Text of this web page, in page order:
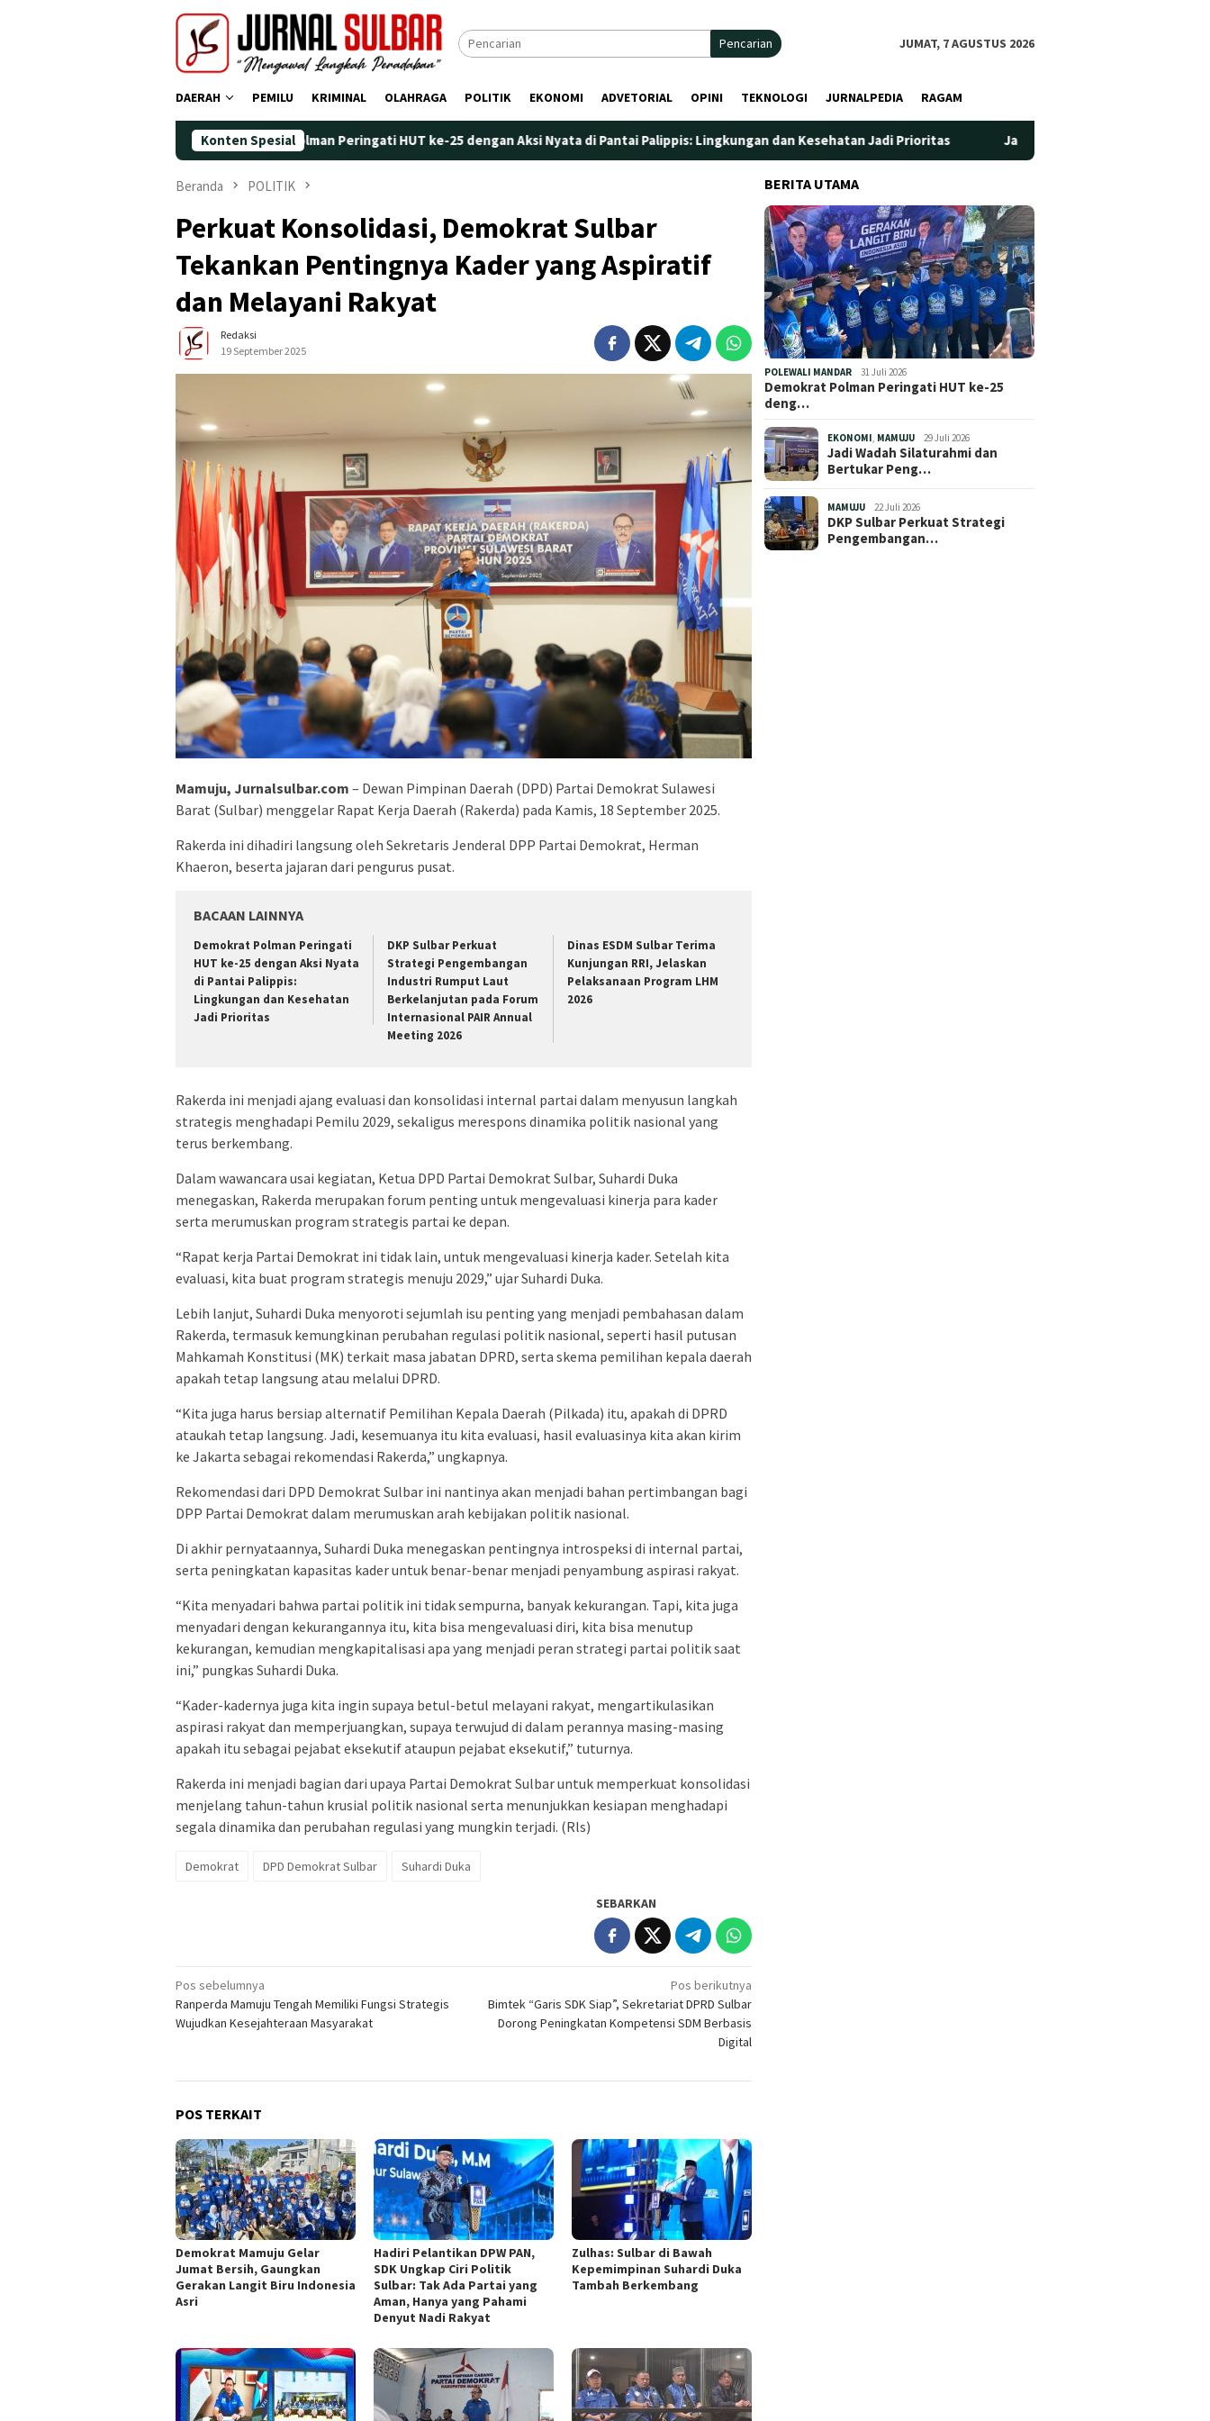
Pencarian JUMAT, 7 AGUSTUS 2026
DAERAH PEMILU KRIMINAL OLAHRAGA POLITIK EKONOMI ADVETORIAL OPINI TEKNOLOGI JURNALPEDIA RAGAM
Konten Spesial
Demokrat Polman Peringati HUT ke-25 dengan Aksi Nyata di Pantai Palippis: Lingkungan dan Kesehatan Jadi Prioritas Jadi Wadah Silaturahmi dan Bertukar
Beranda POLITIK
Perkuat Konsolidasi, Demokrat Sulbar
Tekankan Pentingnya Kader yang Aspiratif
dan Melayani Rakyat
Redaksi
19 September 2025
Mamuju, Jurnalsulbar.com – Dewan Pimpinan Daerah (DPD) Partai Demokrat Sulawesi
Barat (Sulbar) menggelar Rapat Kerja Daerah (Rakerda) pada Kamis, 18 September 2025.
Rakerda ini dihadiri langsung oleh Sekretaris Jenderal DPP Partai Demokrat, Herman
Khaeron, beserta jajaran dari pengurus pusat.
BACAAN LAINNYA
Demokrat Polman Peringati
HUT ke-25 dengan Aksi Nyata
di Pantai Palippis:
Lingkungan dan Kesehatan
Jadi Prioritas
DKP Sulbar Perkuat
Strategi Pengembangan
Industri Rumput Laut
Berkelanjutan pada Forum
Internasional PAIR Annual
Meeting 2026
Dinas ESDM Sulbar Terima
Kunjungan RRI, Jelaskan
Pelaksanaan Program LHM
2026
Rakerda ini menjadi ajang evaluasi dan konsolidasi internal partai dalam menyusun langkah
strategis menghadapi Pemilu 2029, sekaligus merespons dinamika politik nasional yang
terus berkembang.
Dalam wawancara usai kegiatan, Ketua DPD Partai Demokrat Sulbar, Suhardi Duka
menegaskan, Rakerda merupakan forum penting untuk mengevaluasi kinerja para kader
serta merumuskan program strategis partai ke depan.
“Rapat kerja Partai Demokrat ini tidak lain, untuk mengevaluasi kinerja kader. Setelah kita
evaluasi, kita buat program strategis menuju 2029,” ujar Suhardi Duka.
Lebih lanjut, Suhardi Duka menyoroti sejumlah isu penting yang menjadi pembahasan dalam
Rakerda, termasuk kemungkinan perubahan regulasi politik nasional, seperti hasil putusan
Mahkamah Konstitusi (MK) terkait masa jabatan DPRD, serta skema pemilihan kepala daerah
apakah tetap langsung atau melalui DPRD.
“Kita juga harus bersiap alternatif Pemilihan Kepala Daerah (Pilkada) itu, apakah di DPRD
ataukah tetap langsung. Jadi, kesemuanya itu kita evaluasi, hasil evaluasinya kita akan kirim
ke Jakarta sebagai rekomendasi Rakerda,” ungkapnya.
Rekomendasi dari DPD Demokrat Sulbar ini nantinya akan menjadi bahan pertimbangan bagi
DPP Partai Demokrat dalam merumuskan arah kebijakan politik nasional.
Di akhir pernyataannya, Suhardi Duka menegaskan pentingnya introspeksi di internal partai,
serta peningkatan kapasitas kader untuk benar-benar menjadi penyambung aspirasi rakyat.
“Kita menyadari bahwa partai politik ini tidak sempurna, banyak kekurangan. Tapi, kita juga
menyadari dengan kekurangannya itu, kita bisa mengevaluasi diri, kita bisa menutup
kekurangan, kemudian mengkapitalisasi apa yang menjadi peran strategi partai politik saat
ini,” pungkas Suhardi Duka.
“Kader-kadernya juga kita ingin supaya betul-betul melayani rakyat, mengartikulasikan
aspirasi rakyat dan memperjuangkan, supaya terwujud di dalam perannya masing-masing
apakah itu sebagai pejabat eksekutif ataupun pejabat eksekutif,” tuturnya.
Rakerda ini menjadi bagian dari upaya Partai Demokrat Sulbar untuk memperkuat konsolidasi
menjelang tahun-tahun krusial politik nasional serta menunjukkan kesiapan menghadapi
segala dinamika dan perubahan regulasi yang mungkin terjadi. (Rls)
Demokrat DPD Demokrat Sulbar Suhardi Duka
SEBARKAN
Navigasi
pos
Pos sebelumnya
Ranperda Mamuju Tengah Memiliki Fungsi Strategis
Wujudkan Kesejahteraan Masyarakat
Pos berikutnya
Bimtek “Garis SDK Siap”, Sekretariat DPRD Sulbar
Dorong Peningkatan Kompetensi SDM Berbasis
Digital
POS TERKAIT
Demokrat Mamuju Gelar
Jumat Bersih, Gaungkan
Gerakan Langit Biru Indonesia
Asri
Hadiri Pelantikan DPW PAN,
SDK Ungkap Ciri Politik
Sulbar: Tak Ada Partai yang
Aman, Hanya yang Pahami
Denyut Nadi Rakyat
Zulhas: Sulbar di Bawah
Kepemimpinan Suhardi Duka
Tambah Berkembang
BERITA UTAMA
POLEWALI MANDAR 31 Juli 2026
Demokrat Polman Peringati HUT ke-25
deng…
EKONOMI MAMUJU 29 Juli 2026
Jadi Wadah Silaturahmi dan
Bertukar Peng…
MAMUJU 22 Juli 2026
DKP Sulbar Perkuat Strategi
Pengembangan…